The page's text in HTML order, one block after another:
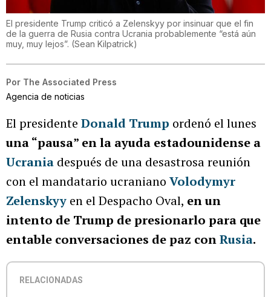
El presidente Trump criticó a Zelenskyy por insinuar que el fin
de la guerra de Rusia contra Ucrania probablemente “está aún
muy, muy lejos”. (Sean Kilpatrick)
Por The Associated Press
Agencia de noticias
El presidente Donald Trump ordenó el lunes
una “pausa” en la ayuda estadounidense a
Ucrania después de una desastrosa reunión
con el mandatario ucraniano Volodymyr
Zelenskyy en el Despacho Oval, en un
intento de Trump de presionarlo para que
entable conversaciones de paz conRusia.
RELACIONADAS